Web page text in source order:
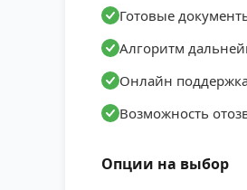
Готовые
Алгоритм
Онлайн
Возможность
Опции на выбор